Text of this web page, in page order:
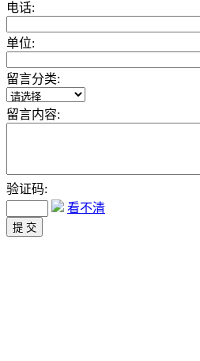
电话:
单位:
留言分类:
留言内容:
验证码:
看不清